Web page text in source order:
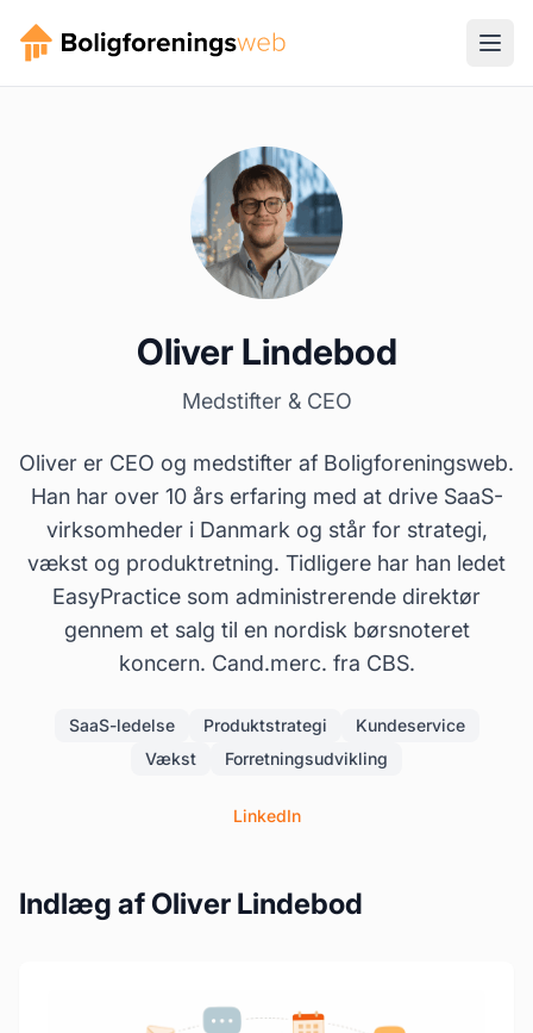
Oliver Lindebod
Medstifter & CEO
Oliver er CEO og medstifter af Boligforeningsweb.
Han har over 10 års erfaring med at drive SaaS-
virksomheder i Danmark og står for strategi,
vækst og produktretning. Tidligere har han ledet
EasyPractice som administrerende direktør
gennem et salg til en nordisk børsnoteret
koncern. Cand.merc. fra CBS.
SaaS-ledelse Produktstrategi
Kundeservice
Vækst
Forretningsudvikling
LinkedIn
Indlæg af Oliver Lindebod